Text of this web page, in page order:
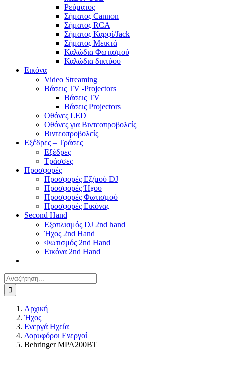
Ρεύματος
Σήματος Cannon
Σήματος RCA
Σήματος Καρφί/Jack
Σήματος Μεικτά
Καλώδια Φωτισμού
Καλώδια δικτύου
Εικόνα
Video Streaming
Βάσεις TV -Projectors
Βάσεις TV
Βάσεις Projectors
Οθόνες LED
Οθόνες για Βιντεοπροβολείς
Βιντεοπροβολείς
Εξέδρες – Τράσες
Εξέδρες
Τράσσες
Προσφορές
Προσφορές Εξ/μού DJ
Προσφορές Ήχου
Προσφορές Φωτισμού
Προσφορές Εικόνας
Second Hand
Εξοπλισμός DJ 2nd hand
Ήχος 2nd Hand
Φωτισμός 2nd Hand
Εικόνα 2nd Hand
Αναζήτηση
για:
Αρχική
Ήχος
Ενεργά Ηχεία
Δορυφόροι Ενεργοί
Behringer MPA200BT